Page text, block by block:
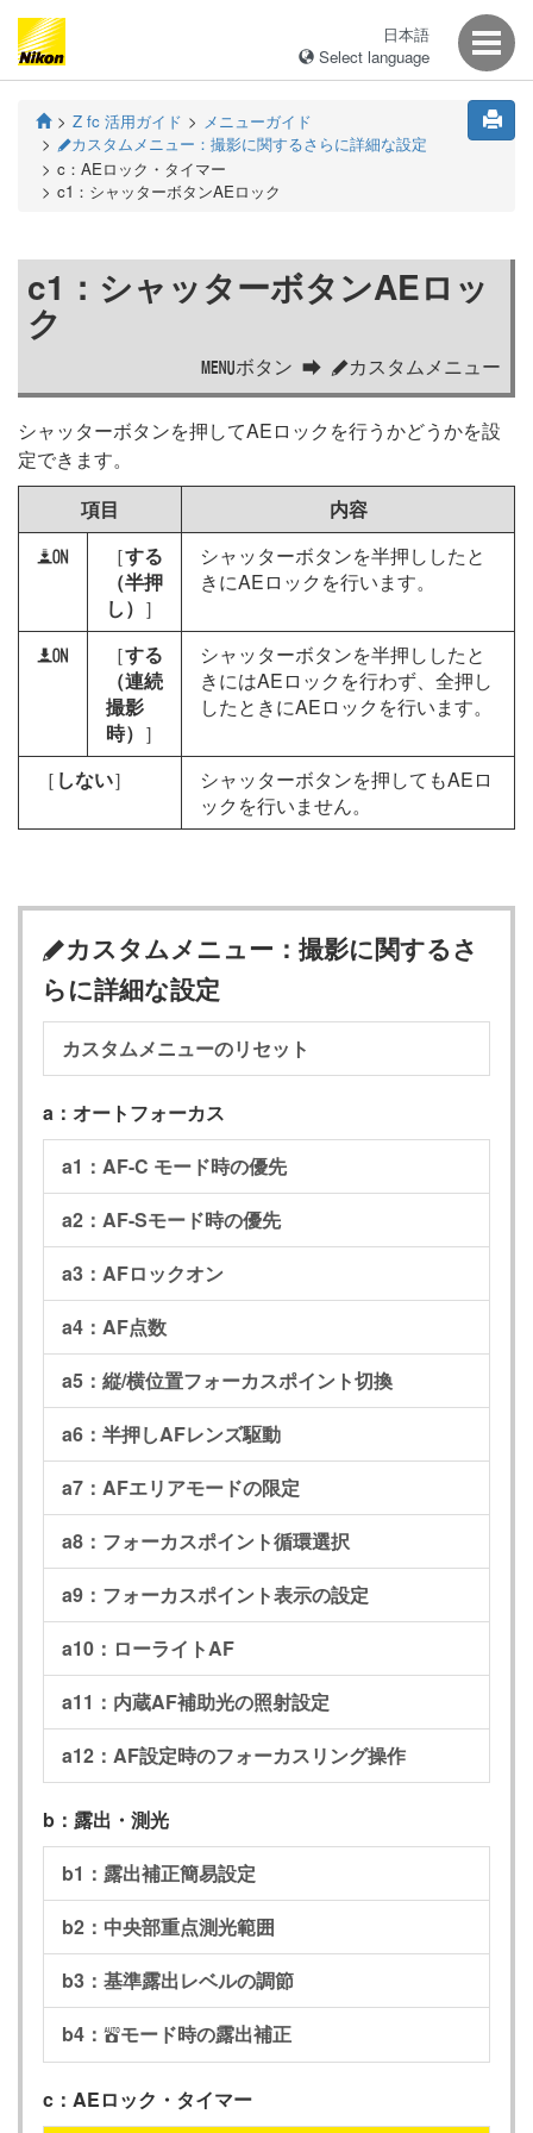
日本語
Select language
Z fc 活用ガイド メニューガイド
Aカスタムメニュー：撮影に関するさらに詳細な設定
c：AEロック・タイマー
c1：シャッターボタンAEロック
c1：シャッターボタンAEロッ
ク
Gボタン Aカスタムメニュー
シャッターボタンを押してAEロックを行うかどうかを設
定できます。
項目
内容
O ［する
（半押
し） ］
シャッターボタンを半押ししたと
きにAEロックを行います。
P ［する
（連続
撮影
時） ］
シャッターボタンを半押ししたと
きにはAEロックを行わず、全押し
したときにAEロックを行います。
［ しない］
シャッターボタンを押してもAEロ
ックを行いません。
Aカスタムメニュー：撮影に関するさ
らに詳細な設定
カスタムメニューのリセット
a：オートフォーカス
a1：AF-C モード時の優先
a2：AF-Sモード時の優先
a3：AFロックオン
a4：AF点数
a5：縦/横位置フォーカスポイント切換
a6：半押しAFレンズ駆動
a7：AFエリアモードの限定
a8：フォーカスポイント循環選択
a9：フォーカスポイント表示の設定
a10：ローライトAF
a11：内蔵AF補助光の照射設定
a12：AF設定時のフォーカスリング操作
b：露出・測光
b1：露出補正簡易設定
b2：中央部重点測光範囲
b3：基準露出レベルの調節
b4： bモード時の露出補正
c：AEロック・タイマー